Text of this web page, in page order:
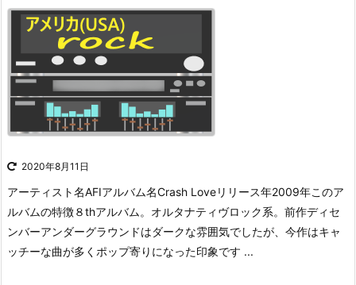
2020年8月11日
アーティスト名AFIアルバム名Crash Loveリリース年2009年このア
ルバムの特徴８thアルバム。オルタナティヴロック系。前作ディセ
ンバーアンダーグラウンドはダークな雰囲気でしたが、今作はキャ
ッチーな曲が多くポップ寄りになった印象です ...